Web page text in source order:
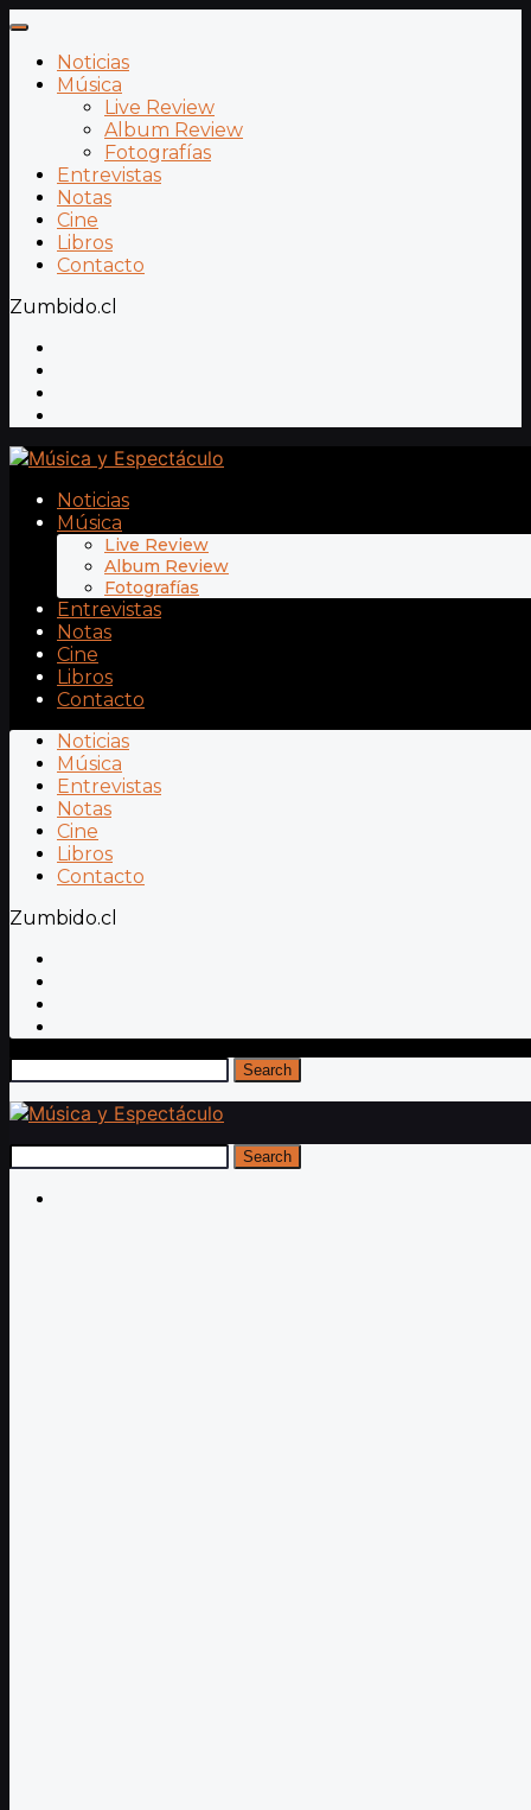
Noticias
Música
Live Review
Album Review
Fotografías
Entrevistas
Notas
Cine
Libros
Contacto
Zumbido.cl
Noticias
Música
Live Review
Album Review
Fotografías
Entrevistas
Notas
Cine
Libros
Contacto
Noticias
Música
Entrevistas
Notas
Cine
Libros
Contacto
Zumbido.cl
Search
Search